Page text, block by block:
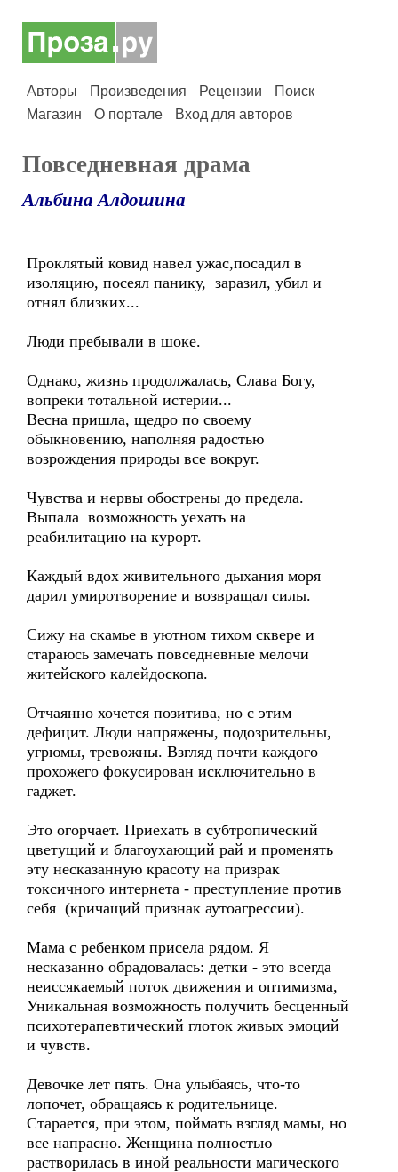
Авторы Произведения Рецензии
Поиск
Магазин
О портале Вход для авторов
Повседневная драма
Альбина Алдошина
Проклятый ковид навел ужас,посадил в
изоляцию, посеял панику, заразил, убил и
отнял близких...
Люди пребывали в шоке.
Однако, жизнь продолжалась, Слава Богу,
вопреки тотальной истерии...
Весна пришла, щедро по своему
обыкновению, наполняя радостью
возрождения природы все вокруг.
Чувства и нервы обострены до предела.
Выпала возможность уехать на
реабилитацию на курорт.
Каждый вдох живительного дыхания моря
дарил умиротворение и возвращал силы.
Сижу на скамье в уютном тихом сквере и
стараюсь замечать повседневные мелочи
житейского калейдоскопа.
Отчаянно хочется позитива, но с этим
дефицит. Люди напряжены, подозрительны,
угрюмы, тревожны. Взгляд почти каждого
прохожего фокусирован исключительно в
гаджет.
Это огорчает. Приехать в субтропический
цветущий и благоухающий рай и променять
эту несказанную красоту на призрак
токсичного интернета - преступление против
себя (кричащий признак аутоагрессии).
Мама с ребенком присела рядом. Я
несказанно обрадовалась: детки - это всегда
неиссякаемый поток движения и оптимизма,
Уникальная возможность получить бесценный
психотерапевтический глоток живых эмоций
и чувств.
Девочке лет пять. Она улыбаясь, что-то
лопочет, обращаясь к родительнице.
Старается, при этом, поймать взгляд мамы, но
все напрасно. Женщина полностью
растворилась в иной реальности магического